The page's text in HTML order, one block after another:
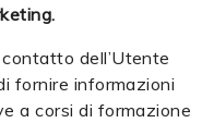
dell’Utente
fornire informazioni
a corsi di formazione